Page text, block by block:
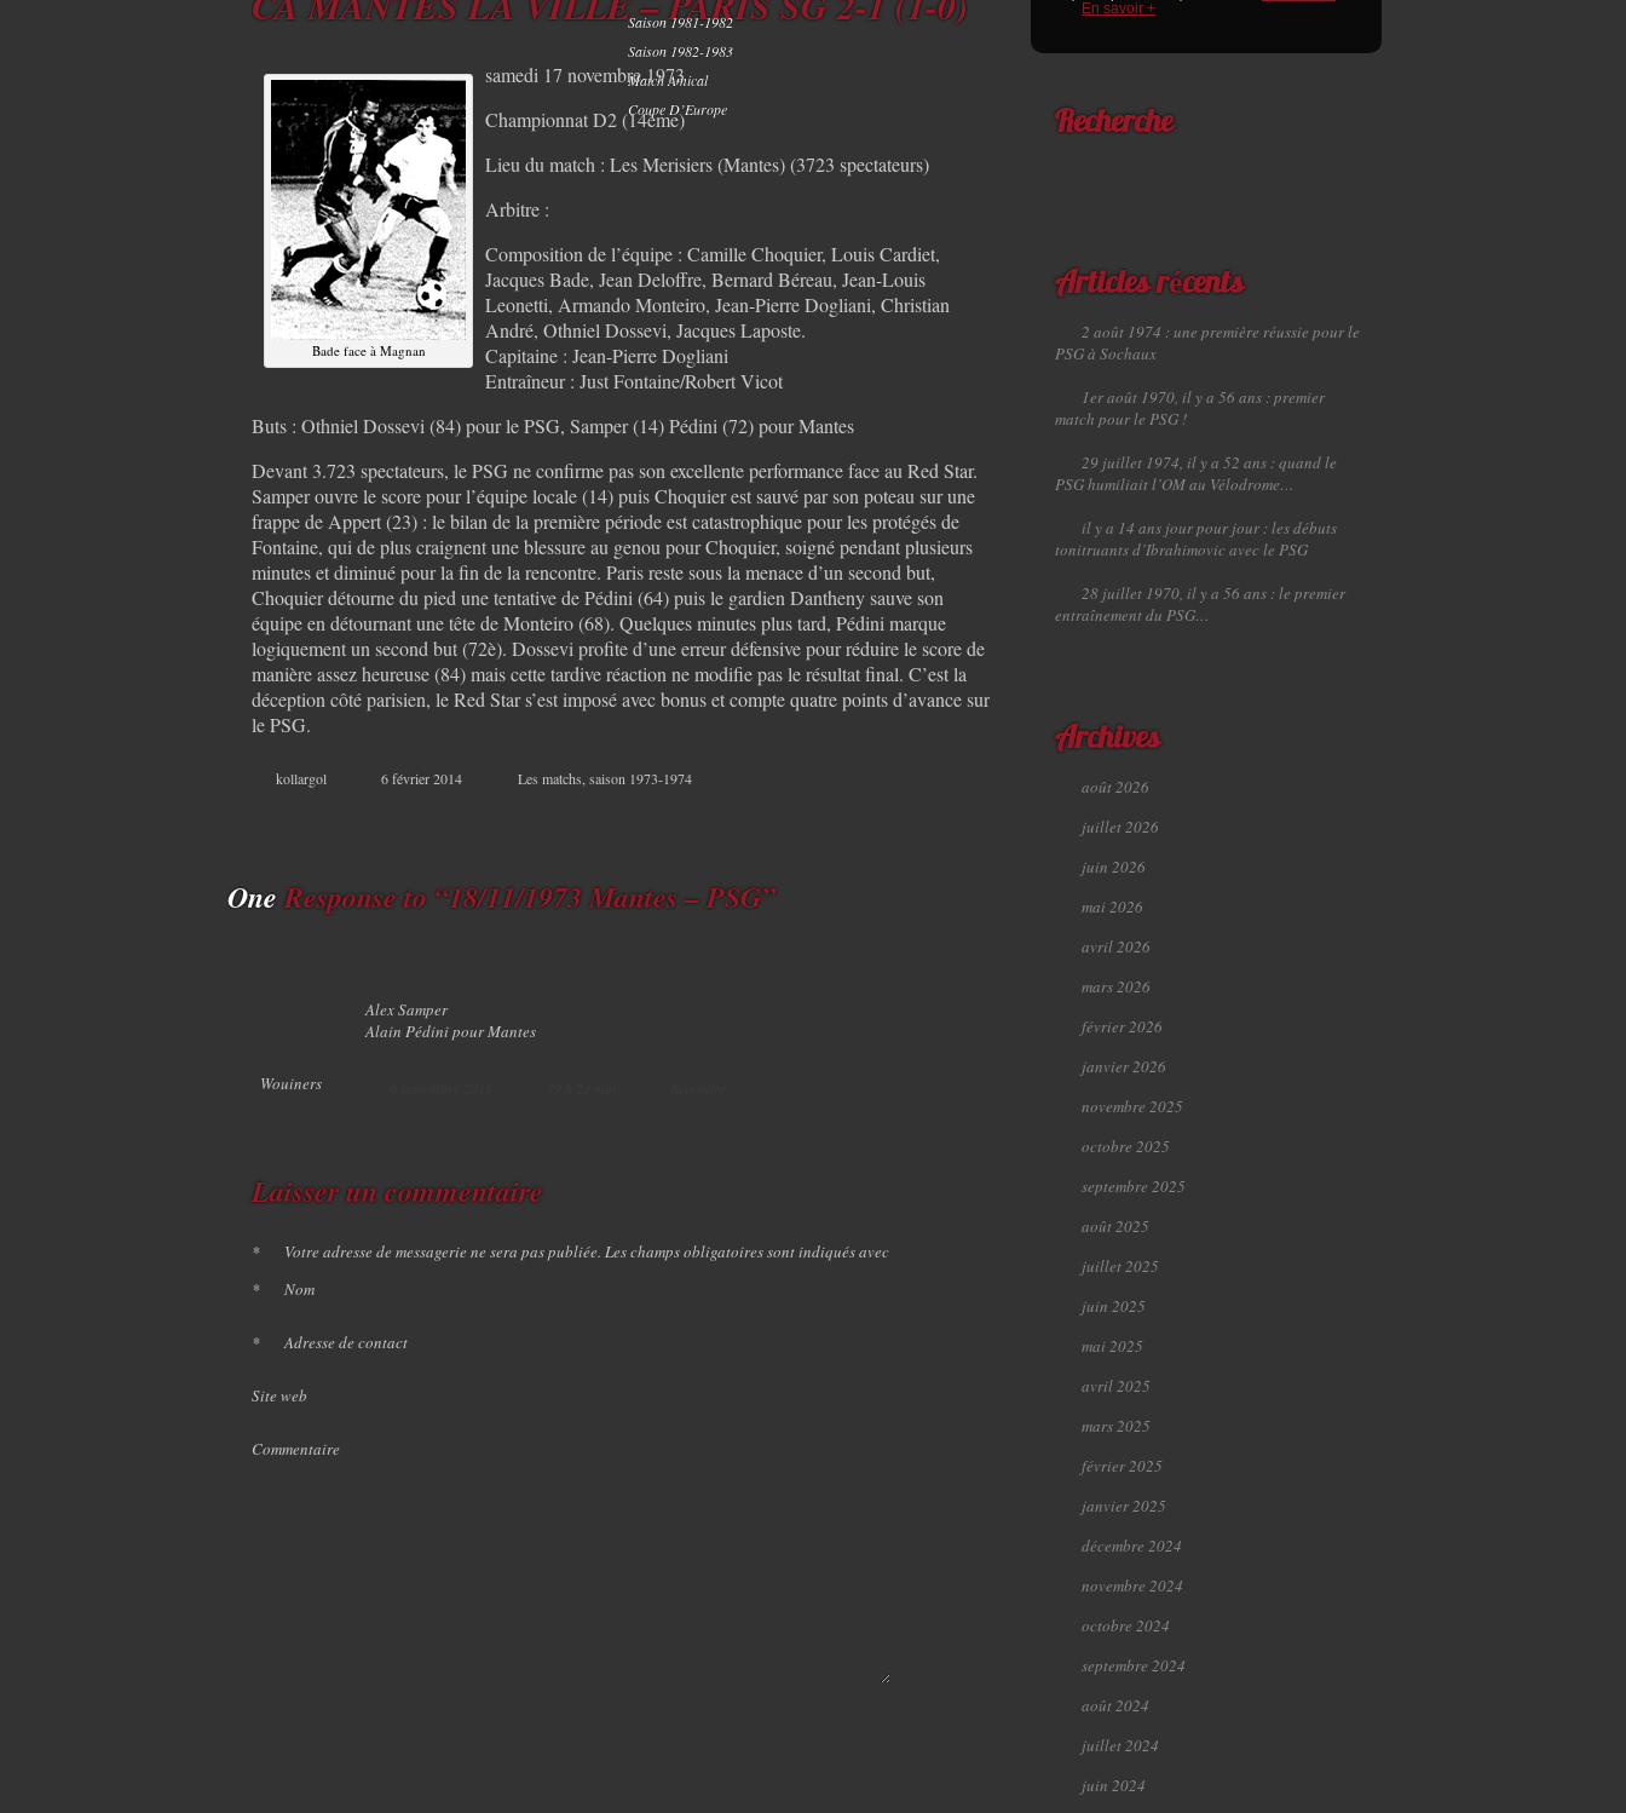
Saison 1981-1982
Saison 1982-1983
Match Amical
Coupe D’Europe
Bade face à Magnan
samedi 17 novembre 1973
Championnat D2 (14ème)
Lieu du match : Les Merisiers (Mantes) (3723 spectateurs)
Arbitre :
Composition de l’équipe : Camille Choquier, Louis Cardiet,
Jacques Bade, Jean Deloffre, Bernard Béreau, Jean-Louis
Leonetti, Armando Monteiro, Jean-Pierre Dogliani, Christian
André, Othniel Dossevi, Jacques Laposte.
Capitaine : Jean-Pierre Dogliani
Entraîneur : Just Fontaine/Robert Vicot
Buts : Othniel Dossevi (84) pour le PSG, Samper (14) Pédini (72) pour Mantes
Devant 3.723 spectateurs, le PSG ne confirme pas son excellente performance face au Red Star.
Samper ouvre le score pour l’équipe locale (14) puis Choquier est sauvé par son poteau sur une
frappe de Appert (23) : le bilan de la première période est catastrophique pour les protégés de
Fontaine, qui de plus craignent une blessure au genou pour Choquier, soigné pendant plusieurs
minutes et diminué pour la fin de la rencontre. Paris reste sous la menace d’un second but,
Choquier détourne du pied une tentative de Pédini (64) puis le gardien Dantheny sauve son
équipe en détournant une tête de Monteiro (68). Quelques minutes plus tard, Pédini marque
logiquement un second but (72è). Dossevi profite d’une erreur défensive pour réduire le score de
manière assez heureuse (84) mais cette tardive réaction ne modifie pas le résultat final. C’est la
déception côté parisien, le Red Star s’est imposé avec bonus et compte quatre points d’avance sur
le PSG.
kollargol 6 février 2014 Les matchs saison 1973-1974
OneResponse to “18/11/1973 Mantes – PSG”
Wouiners
Alex Samper
Alain Pédini pour Mantes
Laisser un commentaire
Votre adresse de messagerie ne sera pas publiée. Les champs obligatoires sont indiqués avec
*
Nom
*
Adresse de contact
*
Site web
Commentaire
En savoir +
Recherche
Articles récents
2 août 1974 : une première réussie pour le
PSG à Sochaux
1er août 1970, il y a 56 ans : premier
match pour le PSG !
29 juillet 1974, il y a 52 ans : quand le
PSG humiliait l’OM au Vélodrome…
il y a 14 ans jour pour jour : les débuts
tonitruants d’Ibrahimovic avec le PSG
28 juillet 1970, il y a 56 ans : le premier
entraînement du PSG…
Archives
août 2026
juillet 2026
juin 2026
mai 2026
avril 2026
mars 2026
février 2026
janvier 2026
novembre 2025
octobre 2025
septembre 2025
août 2025
juillet 2025
juin 2025
mai 2025
avril 2025
mars 2025
février 2025
janvier 2025
décembre 2024
novembre 2024
octobre 2024
septembre 2024
août 2024
juillet 2024
juin 2024